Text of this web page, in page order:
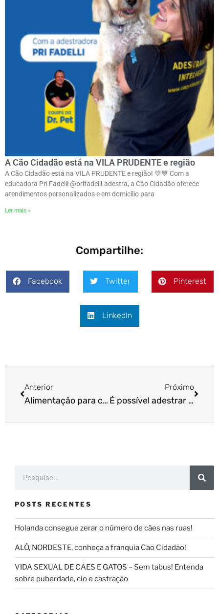
A Cão Cidadão está na VILA PRUDENTE e região
A Cão Cidadão está na VILA PRUDENTE e região! 💛💙 Com a
educadora Pri Fadelli @prifadelli.adestra, a Cão Cidadão oferece
atendimentos personalizados e em domicílio para
Ler mais »
Compartilhe:
Facebook Twitter Pinterest
LinkedIn
Anterior
Alimentação para cachorros: tudo o que você precisa saber
Próximo
É possível adestrar mais de um cachorro ao mesmo tempo?
POSTS RECENTES
Holanda consegue zerar o número de cães nas ruas!
ALÔ, NORDESTE, conheça a franquia Cao Cidadão!
VIDA SEXUAL DE CÃES E GATOS – Sem tabus! Entenda
sobre puberdade, cio e castração